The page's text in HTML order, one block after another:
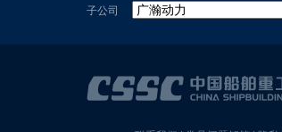
子公司